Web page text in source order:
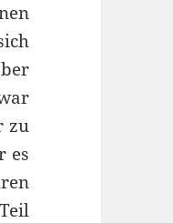
zu
es